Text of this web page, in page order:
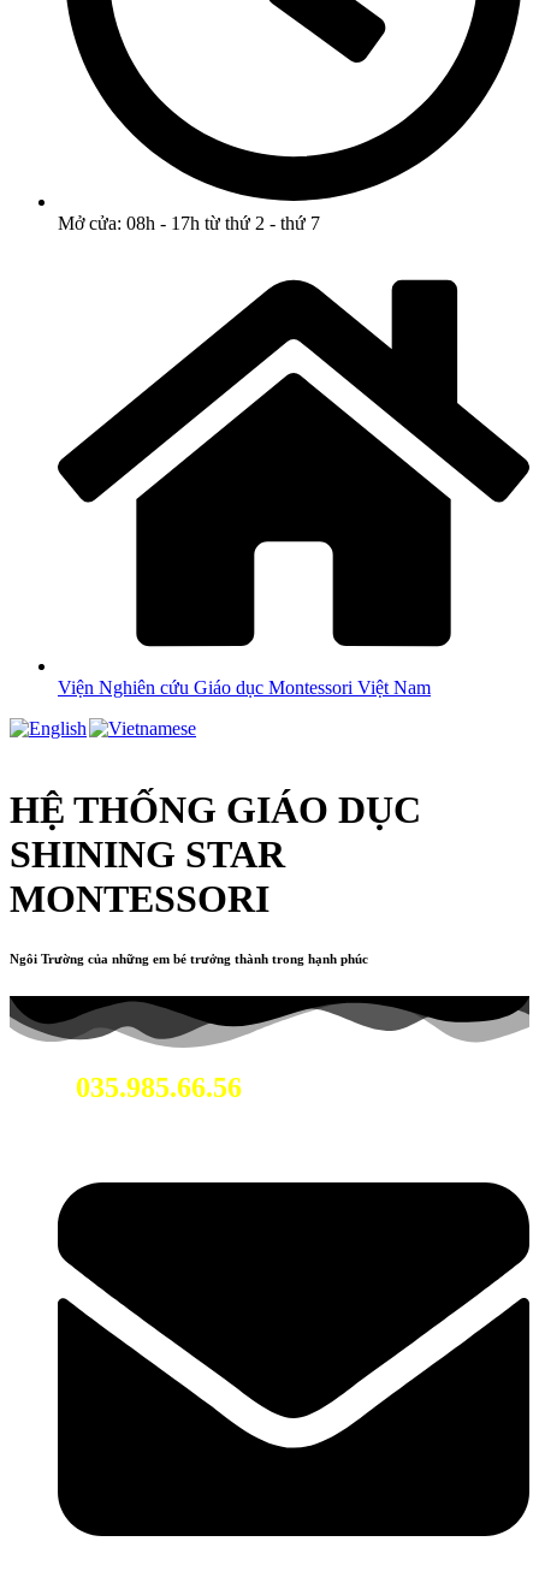
Mở cửa: 08h - 17h từ thứ 2 - thứ 7
Viện Nghiên cứu Giáo dục Montessori Việt Nam
HỆ THỐNG GIÁO DỤC
SHINING STAR
MONTESSORI
Ngôi Trường của những em bé trưởng thành trong hạnh phúc
035.985.66.56